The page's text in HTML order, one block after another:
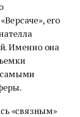
его
Именно она
самыми
«связным»